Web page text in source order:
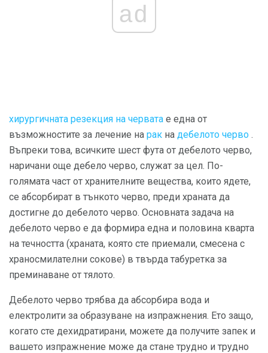
ad
хирургичната резекция на червата е една от
възможностите за лечение на рак на дебелото черво .
Въпреки това, всичките шест фута от дебелото черво,
наричани още дебело черво, служат за цел. По-
голямата част от хранителните вещества, които ядете,
се абсорбират в тънкото черво, преди храната да
достигне до дебелото черво. Основната задача на
дебелото черво е да формира една и половина кварта
на течността (храната, която сте приемали, смесена с
храносмилателни сокове) в твърда табуретка за
преминаване от тялото.
Дебелото черво трябва да абсорбира вода и
електролити за образуване на изпражнения. Ето защо,
когато сте дехидратирани, можете да получите запек и
вашето изпражнение може да стане трудно и трудно